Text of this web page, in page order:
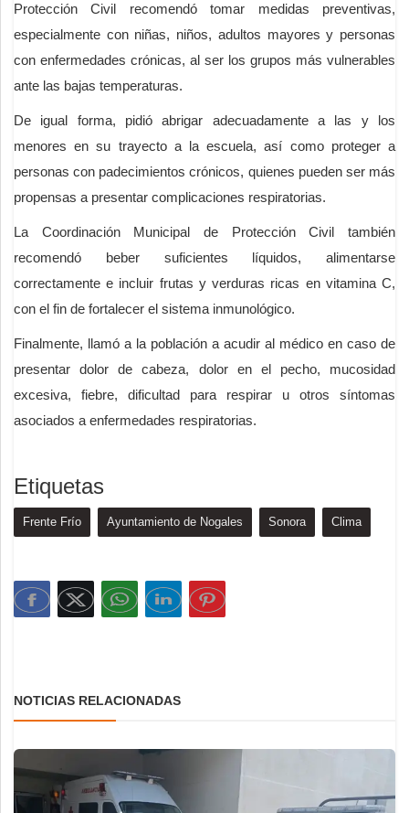
Protección Civil recomendó tomar medidas preventivas,
especialmente con niñas, niños, adultos mayores y personas
con enfermedades crónicas, al ser los grupos más vulnerables
ante las bajas temperaturas.
De igual forma, pidió abrigar adecuadamente a las y los
menores en su trayecto a la escuela, así como proteger a
personas con padecimientos crónicos, quienes pueden ser más
propensas a presentar complicaciones respiratorias.
La Coordinación Municipal de Protección Civil también
recomendó beber suficientes líquidos, alimentarse
correctamente e incluir frutas y verduras ricas en vitamina C,
con el fin de fortalecer el sistema inmunológico.
Finalmente, llamó a la población a acudir al médico en caso de
presentar dolor de cabeza, dolor en el pecho, mucosidad
excesiva, fiebre, dificultad para respirar u otros síntomas
asociados a enfermedades respiratorias.
Etiquetas
Frente Frío Ayuntamiento de Nogales Sonora Clima
NOTICIAS RELACIONADAS